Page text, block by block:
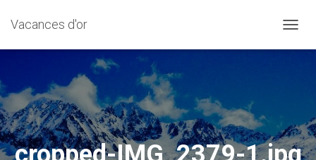
Vacances d'or
É
L
A
N